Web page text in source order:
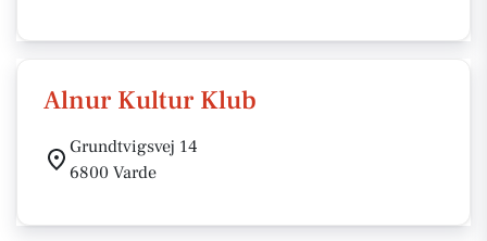
Alnur Kultur Klub
Grundtvigsvej 14
6800 Varde